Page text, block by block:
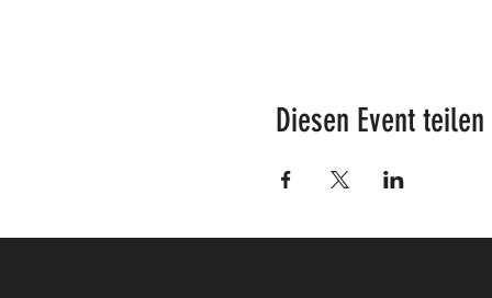
Diesen Event teilen